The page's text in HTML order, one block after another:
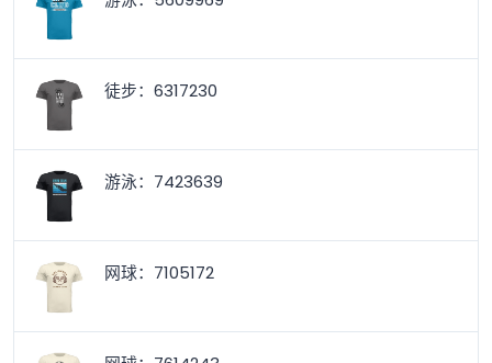
徒步：6317230
游泳：7423639
网球：7105172